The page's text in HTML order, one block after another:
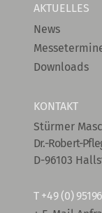
AKTUELLES
News
Downloads
KONTAKT
Stürmer
Dr.-Robert-
D-96103
T +49 (0)